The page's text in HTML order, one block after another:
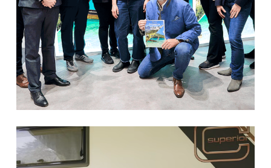
Präsentation Leuchtturmprojekt
Best of Österreich